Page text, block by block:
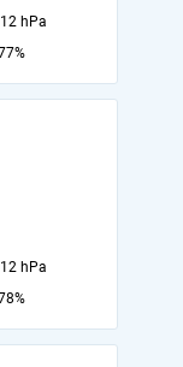
hPa
hPa